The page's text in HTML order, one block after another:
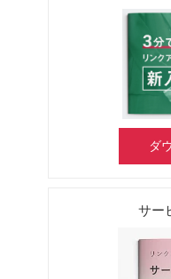
ダ
サー